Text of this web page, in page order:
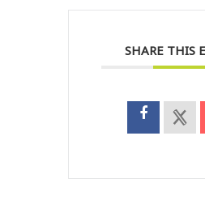
SHARE THIS